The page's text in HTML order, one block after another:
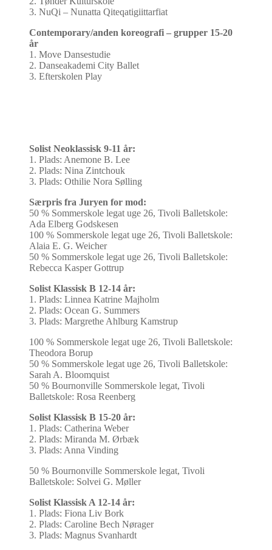
3. NuQi – Nunatta Qiteqatigiittarfiat
Contemporary/anden koreografi – grupper 15-20
år
1. Move Dansestudie
2. Danseakademi City Ballet
3. Efterskolen Play
Solist Neoklassisk 9-11 år:
1. Plads: Anemone B. Lee
2. Plads: Nina Zintchouk
3. Plads: Othilie Nora Sølling
Særpris fra Juryen for mod:
50 % Sommerskole legat uge 26, Tivoli Balletskole:
Ada Elberg Godskesen
100 % Sommerskole legat uge 26, Tivoli Balletskole:
Alaia E. G. Weicher
50 % Sommerskole legat uge 26, Tivoli Balletskole:
Rebecca Kasper Gottrup
Solist Klassisk B 12-14 år:
1. Plads: Linnea Katrine Majholm
2. Plads: Ocean G. Summers
3. Plads: Margrethe Ahlburg Kamstrup
100 % Sommerskole legat uge 26, Tivoli Balletskole:
Theodora Borup
50 % Sommerskole legat uge 26, Tivoli Balletskole:
Sarah A. Bloomquist
50 % Bournonville Sommerskole legat, Tivoli
Balletskole: Rosa Reenberg
Solist Klassisk B 15-20 år:
1. Plads: Catherina Weber
2. Plads: Miranda M. Ørbæk
3. Plads: Anna Vinding
50 % Bournonville Sommerskole legat, Tivoli
Balletskole: Solvei G. Møller
Solist Klassisk A 12-14 år:
1. Plads: Fiona Liv Bork
2. Plads: Caroline Bech Nørager
3. Plads: Magnus Svanhardt